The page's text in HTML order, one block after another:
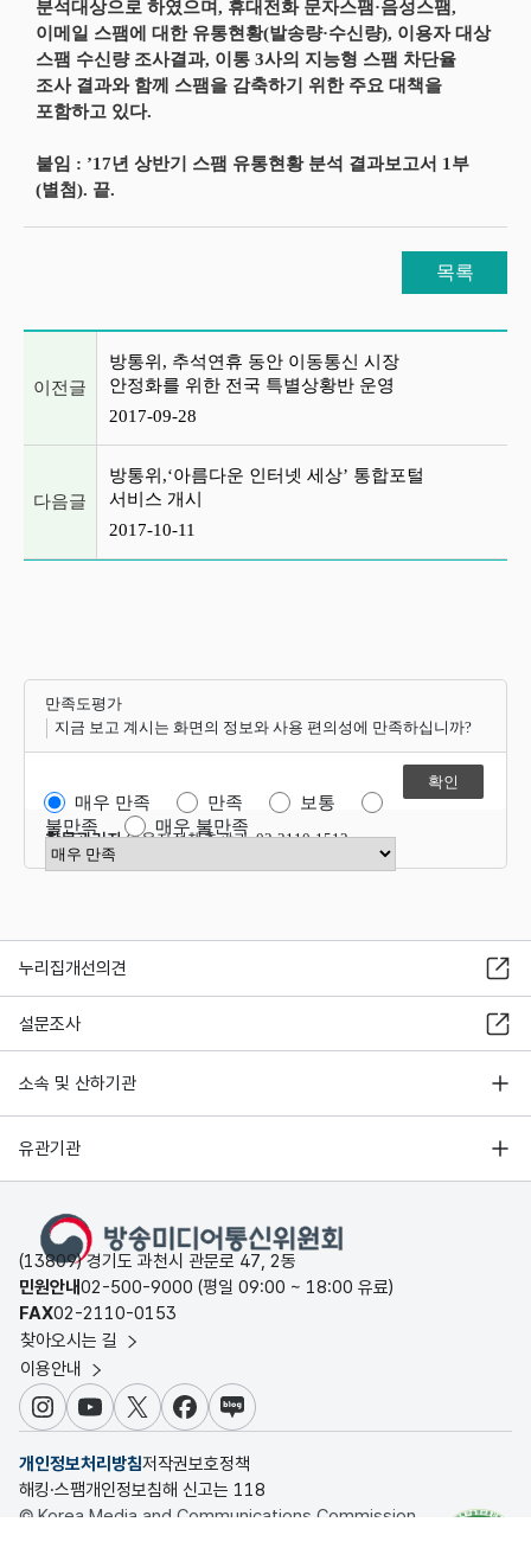
분석대상으로 하였으며, 휴대전화 문자스팸·음성스팸,
이메일 스팸에 대한 유통현황(발송량·수신량), 이용자 대상
스팸 수신량 조사결과, 이통 3사의 지능형 스팸 차단율
조사 결과와 함께 스팸을 감축하기 위한 주요 대책을
포함하고 있다.
붙임 : ’17년 상반기 스팸 유통현황 분석 결과보고서 1부
(별첨). 끝.
목록
이전글
방통위, 추석연휴 동안 이동통신 시장
안정화를 위한 전국 특별상황반 운영
2017-09-28
다음글
방통위,‘아름다운 인터넷 세상’ 통합포털
서비스 개시
2017-10-11
만족도평가
지금 보고 계시는 화면의 정보와 사용 편의성에 만족하십니까?
매우 만족 만족
보통
불만족
매우 불만족
만족도 점수 선택
항목관리자이용자정책총괄과 02-2110-1512
누리집개선의견
설문조사
소속 및 산하기관
유관기관
(13809) 경기도 과천시 관문로 47, 2동
민원안내02-500-9000 (평일 09:00 ~ 18:00 유료)
FAX02-2110-0153
찾아오시는 길
이용안내
인스타그램
유튜브X 페이스북
블로그
개인정보처리방침저작권보호정책
해킹·스팸개인정보침해 신고는 118
© Korea Media and Communications Commission.